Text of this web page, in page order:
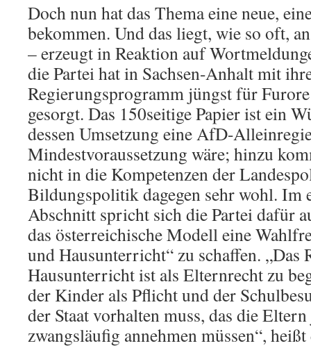
Doch nun hat das Thema eine neue,
bekommen. Und das liegt, wie so oft,
– erzeugt in Reaktion auf
die Partei hat in Sachsen-Anhalt mit
Regierungsprogramm jüngst für
gesorgt. Das 150seitige Papier ist ein
dessen Umsetzung eine AfD-
Mindestvoraussetzung wäre; hinzu
nicht in die Kompetenzen der
Bildungspolitik dagegen sehr wohl. Im
Abschnitt spricht sich die Partei dafür
das österreichische Modell eine
und Hausunterricht“ zu schaffen. „Das
Hausunterricht ist als Elternrecht zu
der Kinder als Pflicht und der
der Staat vorhalten muss, das die
zwangsläufig annehmen müssen“, heißt